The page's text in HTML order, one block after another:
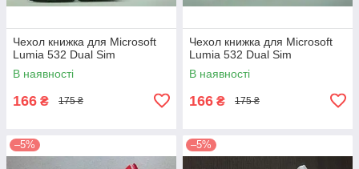
Чехол книжка для Microsoft
Lumia 532 Dual Sim
В наявності
166 ₴ 175 ₴
Чехол книжка для Microsoft
Lumia 532 Dual Sim
В наявності
166 ₴ 175 ₴
–5% –5%